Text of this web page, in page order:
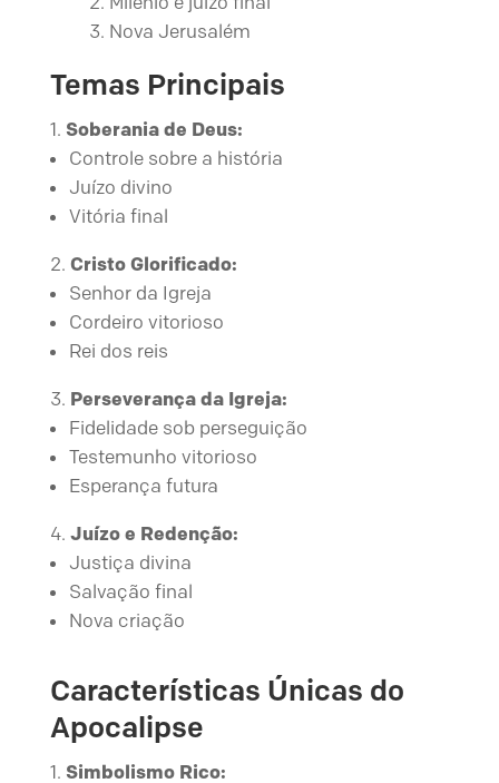
Nova Jerusalém
Temas Principais
Soberania de Deus:
Controle sobre a história
Juízo divino
Vitória final
Cristo Glorificado:
Senhor da Igreja
Cordeiro vitorioso
Rei dos reis
Perseverança da Igreja:
Fidelidade sob perseguição
Testemunho vitorioso
Esperança futura
Juízo e Redenção:
Justiça divina
Salvação final
Nova criação
Características Únicas do
Apocalipse
Simbolismo Rico: